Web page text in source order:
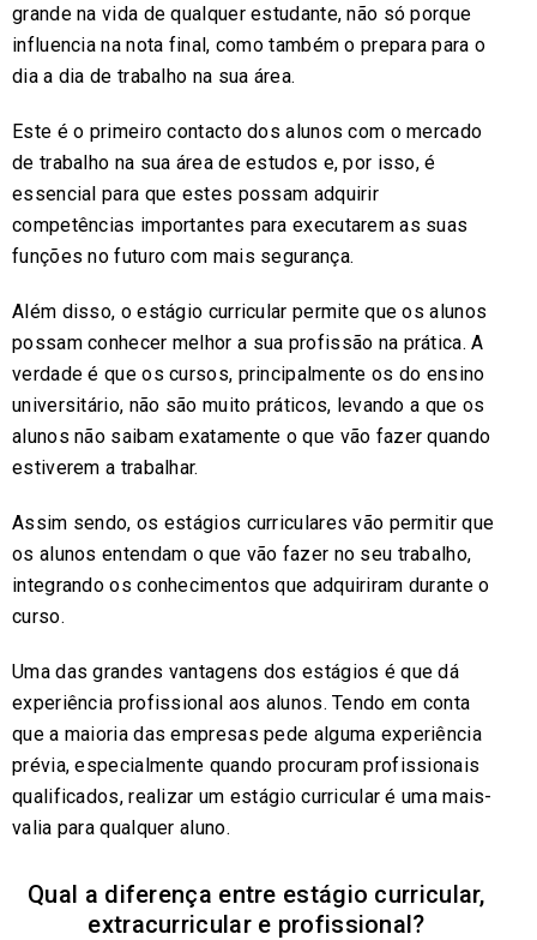
grande na vida de qualquer estudante, não só porque
influencia na nota final, como também o prepara para o
dia a dia de trabalho na sua área.
Este é o primeiro contacto dos alunos com o mercado
de trabalho na sua área de estudos e, por isso, é
essencial para que estes possam adquirir
competências importantes para executarem as suas
funções no futuro com mais segurança.
Além disso, o estágio curricular permite que os alunos
possam conhecer melhor a sua profissão na prática. A
verdade é que os cursos, principalmente os do ensino
universitário, não são muito práticos, levando a que os
alunos não saibam exatamente o que vão fazer quando
estiverem a trabalhar.
Assim sendo, os estágios curriculares vão permitir que
os alunos entendam o que vão fazer no seu trabalho,
integrando os conhecimentos que adquiriram durante o
curso.
Uma das grandes vantagens dos estágios é que dá
experiência profissional aos alunos. Tendo em conta
que a maioria das empresas pede alguma experiência
prévia, especialmente quando procuram profissionais
qualificados, realizar um estágio curricular é uma mais-
valia para qualquer aluno.
Qual a diferença entre estágio curricular,
extracurricular e profissional?